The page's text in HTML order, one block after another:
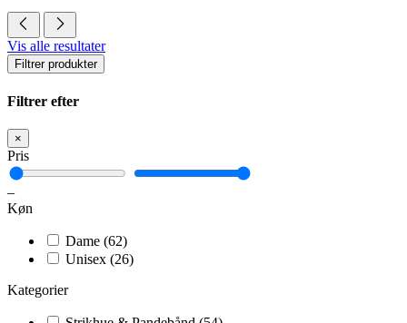
Vis alle resultater
Filtrer produkter
Filtrer efter
×
Pris
–
Køn
Dame (62)
Unisex (26)
Kategorier